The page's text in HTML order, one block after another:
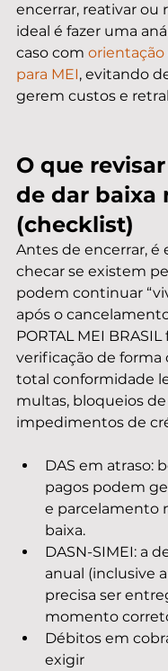
encerrar, reativar ou
ideal é fazer uma
caso com orientação
para MEI, evitando
gerem custos e
O que
de dar baixa
(checklist)
Antes de encerrar, é
checar se existem
podem continuar
após o
PORTAL MEI BRASIL
verificação de forma
total conformidade
multas, bloqueios
impedimentos de
DAS em atraso:
pagos podem
e parcelamento
baixa.
DASN-SIMEI: a
anual (inclusive
precisa ser
momento
Débitos em
exigir